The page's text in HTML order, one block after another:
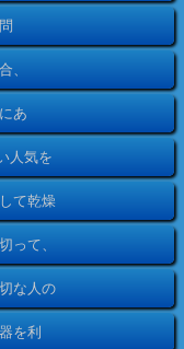
、
あ
人気を
て乾燥
って、
な人の
を利